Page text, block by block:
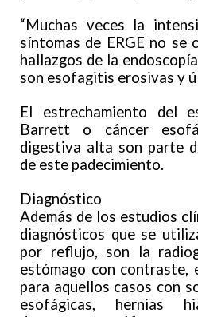
“Muchas veces la
síntomas de ERGE no se
hallazgos de la
son esofagitis erosivas y
El estrechamiento del
Barrett o cáncer
digestiva alta son parte
de este padecimiento.
Diagnóstico
Además de los estudios
diagnósticos que se
por reflujo, son la
estómago con contraste,
para aquellos casos con
esofágicas, hernias